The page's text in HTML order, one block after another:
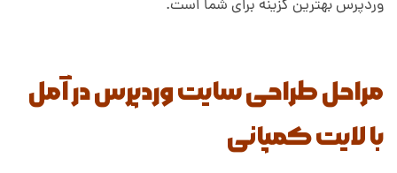
وردپرس بهترین گزینه برای شما است.
مراحل طراحی سایت وردپرس در آمل
با لایت کمپانی